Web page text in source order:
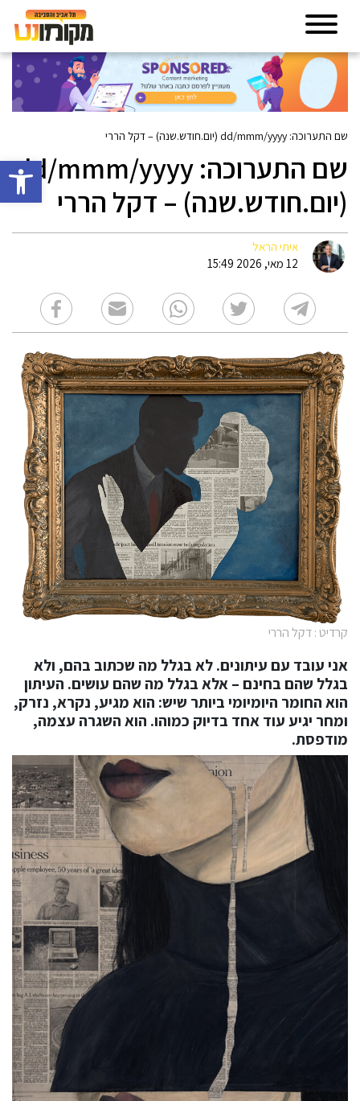
פתח
שם התערוכה: dd/mmm/yyyy (יום.חודש.שנה) – דקל הררי
שם התערוכה: dd/mmm/yyyy
(יום.חודש.שנה) – דקל הררי
איתי הראל
12 מאי, 2026 15:49
קרדיט : דקל הררי
אני עובד עם עיתונים. לא בגלל מה שכתוב בהם, ולא
בגלל שהם בחינם – אלא בגלל מה שהם עושים. העיתון
הוא החומר היומיומי ביותר שיש: הוא מגיע, נקרא, נזרק,
ומחר יגיע עוד אחד בדיוק כמוהו. הוא השגרה עצמה,
מודפסת.